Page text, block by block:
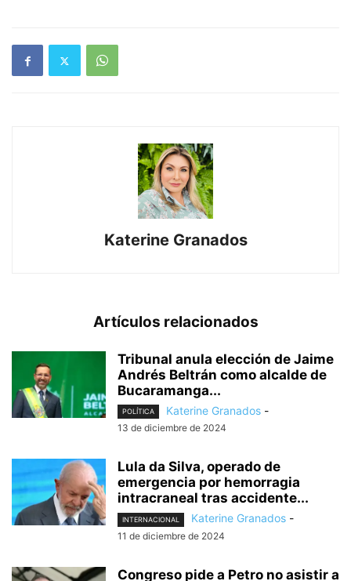
Katerine Granados
Artículos relacionados
Tribunal anula elección de Jaime
Andrés Beltrán como alcalde de
Bucaramanga...
POLÍTICA Katerine Granados -
13 de diciembre de 2024
Lula da Silva, operado de
emergencia por hemorragia
intracraneal tras accidente...
INTERNACIONAL Katerine Granados -
11 de diciembre de 2024
Congreso pide a Petro no asistir a